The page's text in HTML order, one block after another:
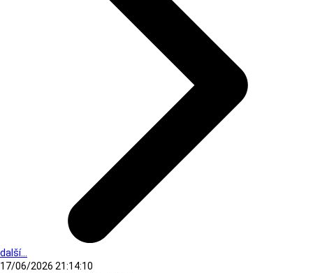
další...
17/06/2026 21:14:10